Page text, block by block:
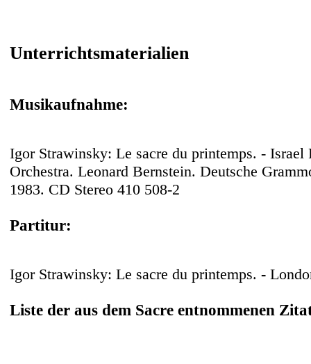
Unterrichtsmaterialien
Musikaufnahme:
Igor Strawinsky: Le sacre du printemps. - Israel
Orchestra. Leonard Bernstein. Deutsche
1983. CD Stereo 410 508-2
Partitur:
Igor Strawinsky: Le sacre du printemps. -
Liste der aus dem Sacre entnommenen